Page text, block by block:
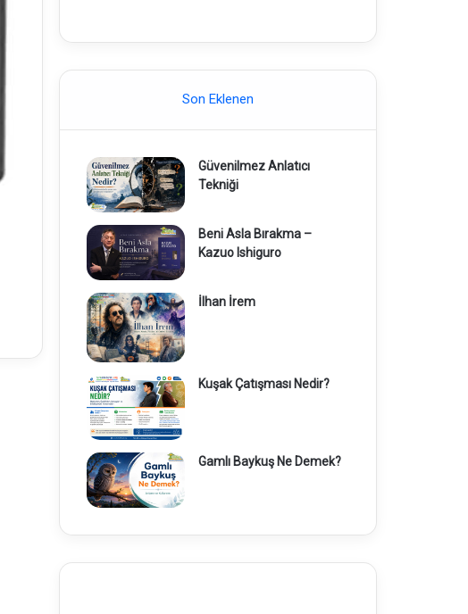
Son Eklenen
Güvenilmez Anlatıcı
Tekniği
Beni Asla Bırakma –
Kazuo Ishiguro
İlhan İrem
Kuşak Çatışması Nedir?
Gamlı Baykuş Ne Demek?